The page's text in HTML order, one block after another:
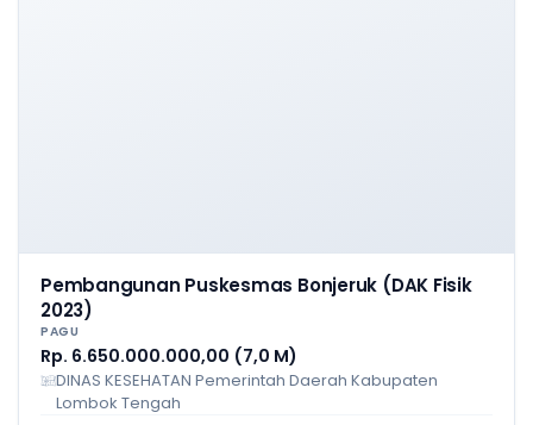
Pembangunan Puskesmas Bonjeruk (DAK Fisik
2023)
PAGU
Rp. 6.650.000.000,00 (7,0 M)
DINAS KESEHATAN Pemerintah Daerah Kabupaten
Lombok Tengah